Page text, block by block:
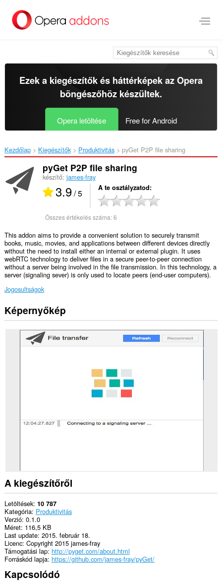
Ezek a kiegészítők és háttérképek azOpera
böngészőhözkészültek.
Opera letöltése Free for Android
Kezdőlap Kiegészítők Produktivitás pyGet P2P file sharing‎
pyGet P2P file sharing
készítő: james-fray
3.9/ 5 A te osztályzatod
Összes értékelés száma:6
This addon aims to provide a convenient solution to securely transmit
books, music, movies, and applications between different devices directly
without the need to install either an internal or external plugin. It uses
webRTC technology to deliver files in a secure peer-to-peer connection
without a server being involved in the file transmission. In this technology, a
server (signaling sever) is only used to locate peers (end-user computers).
Jogosultságok
Ez
a
Képernyőkép
A kiegészítőről
Letöltések 10 787
Kategória Produktivitás
Verzió 0.1.0
Méret 116,5 KB
Last update 2015. február 18.
Licenc Copyright 2015 james-fray
Támogatási lap http://pyget.com/about.html
Forráskód lapja https://github.com/james-fray/pyGet/
Kapcsolódó